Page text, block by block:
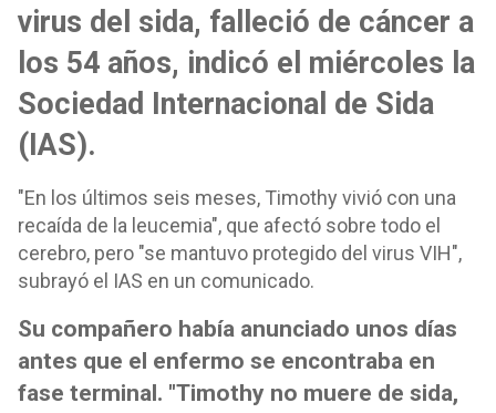
virus del sida, falleció de cáncer a
los 54 años, indicó el miércoles la
Sociedad Internacional de Sida
(IAS).
"En los últimos seis meses, Timothy vivió con una
recaída de la leucemia", que afectó sobre todo el
cerebro, pero "se mantuvo protegido del virus VIH",
subrayó el IAS en un comunicado.
Su compañero había anunciado unos días
antes que el enfermo se encontraba en
fase terminal. "Timothy no muere de sida,